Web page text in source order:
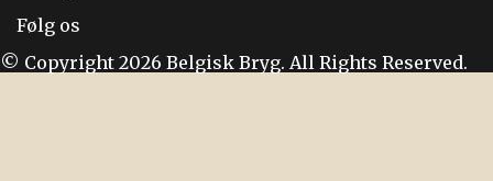
Følg os
© Copyright 2026 Belgisk Bryg. All Rights Reserved.